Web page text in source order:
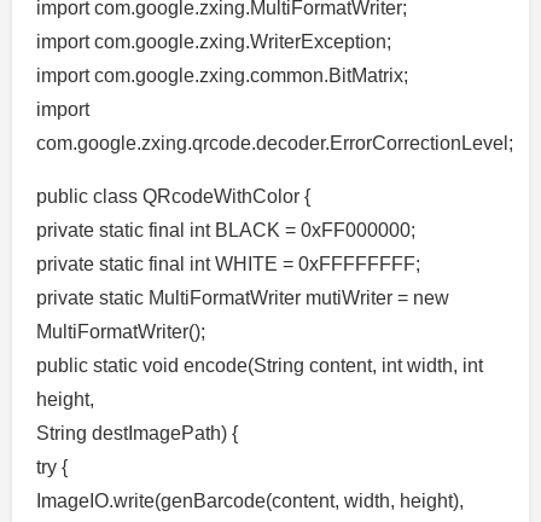
import com.google.zxing.MultiFormatWriter;
import com.google.zxing.WriterException;
import com.google.zxing.common.BitMatrix;
import
com.google.zxing.qrcode.decoder.ErrorCorrectionLevel;
public class QRcodeWithColor {
private static final int BLACK = 0xFF000000;
private static final int WHITE = 0xFFFFFFFF;
private static MultiFormatWriter mutiWriter = new
MultiFormatWriter();
public static void encode(String content, int width, int
height,
String destImagePath) {
try {
ImageIO.write(genBarcode(content, width, height),